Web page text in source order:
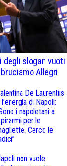
degli slogan vuoti
Allegri
De Laurentiis
di Napoli:
i napoletani a
per le
Cerco le
non vuole